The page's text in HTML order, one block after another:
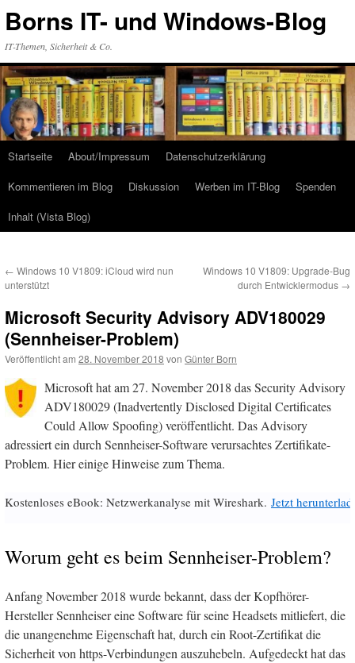
Inhalt
Borns IT- und Windows-Blog
IT-Themen, Sicherheit & Co.
Startseite About/Impressum
Datenschutzerklärung
Kommentieren im Blog
Diskussion Werben im IT-Blog
Spenden
Inhalt (Vista Blog)
← Windows 10 V1809: iCloud wird nun
unterstützt
Windows 10 V1809: Upgrade-Bug
durch Entwicklermodus →
Microsoft Security Advisory ADV180029
(Sennheiser-Problem)
Veröffentlicht am 28. November 2018 von Günter Born
Microsoft hat am 27. November 2018 das Security Advisory
ADV180029 (Inadvertently Disclosed Digital Certificates
Could Allow Spoofing) veröffentlicht. Das Advisory
adressiert ein durch Sennheiser-Software verursachtes Zertifikate-
Problem. Hier einige Hinweise zum Thema.
Kostenloses eBook: Netzwerkanalyse mit Wireshark. Jetzt
Worum geht es beim Sennheiser-Problem?
Anfang November 2018 wurde bekannt, dass der Kopfhörer-
Hersteller Sennheiser eine Software für seine Headsets mitliefert, die
die unangenehme Eigenschaft hat, durch ein Root-Zertifikat die
Sicherheit von https-Verbindungen auszuhebeln. Aufgedeckt hat das